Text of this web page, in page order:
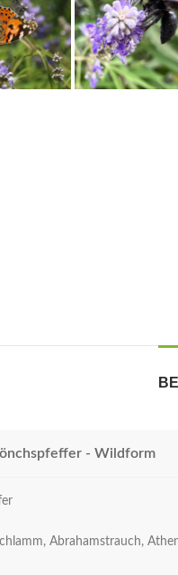
- Wildform
Abrahamstrauch,